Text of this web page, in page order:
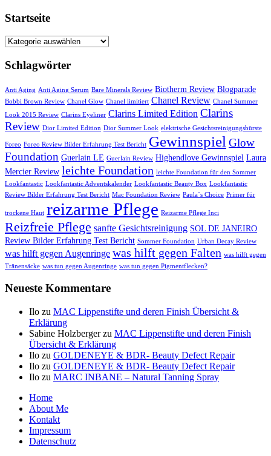
Startseite
Startseite
Schlagwörter
Anti Aging Anti Aging Serum Bare Minerals Review Biotherm Review Blogparade
Bobbi Brown Review Chanel Glow Chanel limitiert Chanel Review Chanel Summer
Look 2015 Review Clarins Eyeliner Clarins Limited Edition Clarins
Review Dior Limited Edition Dior Summer Look elektrische Gesichtsreinigungsbürste
Foreo Foreo Review Bilder Erfahrung Test Bericht Gewinnspiel Glow
Foundation Guerlain LE Guerlain Review Highendlove Gewinnspiel Laura
Mercier Review leichte Foundation leichte Foundation für den Sommer
Lookfantastic Lookfantastic Adventskalender Lookfantastic Beauty Box Lookfantastic
Review Bilder Erfahrung Test Bericht Mac Foundation Review Paula´s Choice Primer für
trockene Haut reizarme Pflege Reizarme Pflege Inci
Reizfreie Pflege sanfte Gesichtsreinigung SOL DE JANEIRO
Review Bilder Erfahrung Test Bericht Sommer Foundation Urban Decay Review
was hilft gegen Augenringe was hilft gegen Falten was hilft gegen
Tränensäcke was tun gegen Augenringe was tun gegen Pigmentflecken?
Neueste Kommentare
Ilo zu MAC Lippenstifte und deren Finish Übersicht &
Erklärung
Sabine Holzbergerzu MAC Lippenstifte und deren Finish
Übersicht & Erklärung
Ilo zu GOLDENEYE & BDR- Beauty Defect Repair
Ilo zu GOLDENEYE & BDR- Beauty Defect Repair
Ilo zu MARC INBANE – Natural Tanning Spray
Seitenfuß-
Menü
Home
About Me
Kontakt
Impressum
Datenschutz